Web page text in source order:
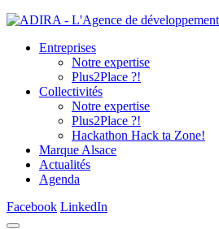
Entreprises
Notre expertise
Plus2Place ?!
Collectivités
Notre expertise
Plus2Place ?!
Hackathon Hack ta Zone!
Marque Alsace
Actualités
Agenda
Facebook LinkedIn